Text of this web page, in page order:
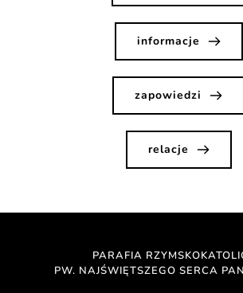
informacje
zapowiedzi
relacje
PARAFIA
PW. NAJŚWIĘTSZEGO SERCA